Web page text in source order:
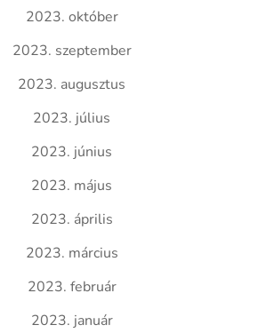
2023. október
2023. szeptember
2023. augusztus
2023. július
2023. június
2023. május
2023. április
2023. március
2023. február
2023. január